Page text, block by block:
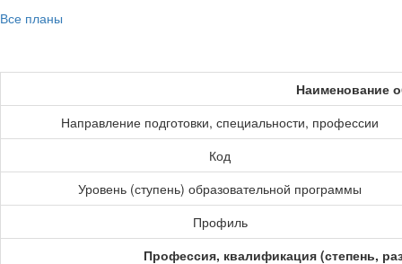
Все планы
Наименование
Направление подготовки, специальности, профессии
Код
Уровень (ступень) образовательной программы
Профиль
Профессия, квалификация (степень,